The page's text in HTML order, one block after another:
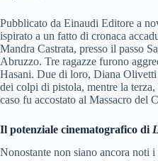
Pubblicato da Einaudi Editore a
ispirato a un fatto di cronaca
Mandra Castrata, presso il passo
Abruzzo. Tre ragazze furono
Hasani. Due di loro, Diana
dei colpi di pistola, mentre la
caso fu accostato al Massacro del
Il potenziale cinematografico di
Nonostante non siano ancora noti